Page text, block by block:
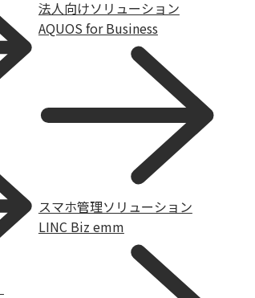
法人向けソリューション
AQUOS for Business
スマホ管理ソリューション
LINC Biz emm